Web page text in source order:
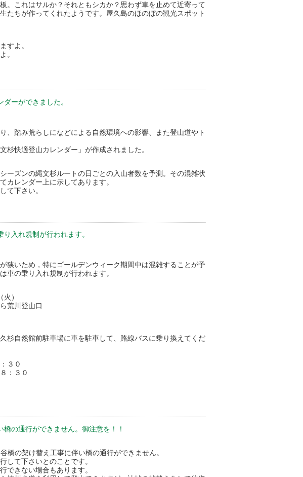
。これはサルか？それともシカか？思わず車を止めて近寄って
たちが作ってくれたようです。屋久島のほのぼの観光スポット
すよ。
。
ーができました。
、踏み荒らしになどによる自然環境への影響、また登山道やト
杉快適登山カレンダー」が作成されました。
ーズンの縄文杉ルートの日ごとの入山者数を予測。その混雑状
カレンダー上に示してあります。
て下さい。
入れ規制が行われます。
狭いため，特にゴールデンウィーク期間中は混雑することが予
車の乗り入れ規制が行われます。
）
荒川登山口
杉自然館前駐車場に車を駐車して、路線バスに乗り換えてくだ
３０
：３０
の通行ができません。御注意を！！
橋の架け替え工事に伴い橋の通行ができません。
して下さいとのことです。
できない場合もあります。